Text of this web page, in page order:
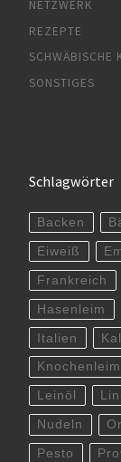
NETZWERK
REZEPTE
SCHWÄBISCHE
SONSTIGES
Schlagwörter
Backen
Eiweiß
Frankreich
Hasenleim
Italien
Knochenleim
Leinöl
Nudeln
Pesto